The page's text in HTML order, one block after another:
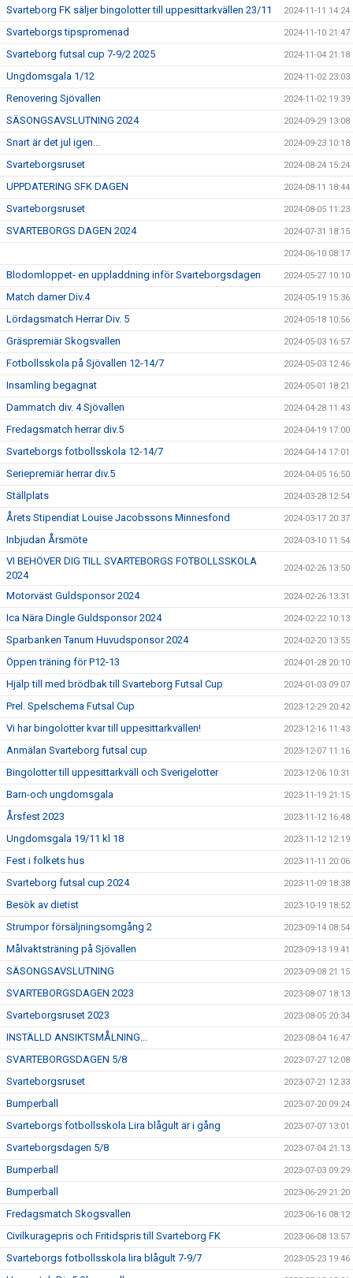
Svarteborg FK säljer bingolotter till uppesittarkvällen 23/11 2024-11-11 14:24
Svarteborgs tipspromenad 2024-11-10 21:47
Svarteborg futsal cup 7-9/2 2025 2024-11-04 21:18
Ungdomsgala 1/12 2024-11-02 23:03
Renovering Sjövallen 2024-11-02 19:39
SÄSONGSAVSLUTNING 2024 2024-09-29 13:08
Snart är det jul igen... 2024-09-23 10:18
Svarteborgsruset 2024-08-24 15:24
UPPDATERING SFK DAGEN 2024-08-11 18:44
Svarteborgsruset 2024-08-05 11:23
SVARTEBORGS DAGEN 2024 2024-07-31 18:15
2024-06-10 08:17
Blodomloppet- en uppladdning inför Svarteborgsdagen 2024-05-27 10:10
Match damer Div.4 2024-05-19 15:36
Lördagsmatch Herrar Div. 5 2024-05-18 10:56
Gräspremiär Skogsvallen 2024-05-03 16:57
Fotbollsskola på Sjövallen 12-14/7 2024-05-03 12:46
Insamling begagnat 2024-05-01 18:21
Dammatch div. 4 Sjövallen 2024-04-28 11:43
Fredagsmatch herrar div.5 2024-04-19 17:00
Svarteborgs fotbollsskola 12-14/7 2024-04-14 17:01
Seriepremiär herrar div.5 2024-04-05 16:50
Ställplats 2024-03-28 12:54
Årets Stipendiat Louise Jacobssons Minnesfond 2024-03-17 20:37
Inbjudan Årsmöte 2024-03-10 11:54
VI BEHÖVER DIG TILL SVARTEBORGS FOTBOLLSSKOLA
2024
2024-02-26 13:50
Motorväst Guldsponsor 2024 2024-02-26 13:31
Ica Nära Dingle Guldsponsor 2024 2024-02-22 10:13
Sparbanken Tanum Huvudsponsor 2024 2024-02-20 13:55
Öppen träning för P12-13 2024-01-28 20:10
Hjälp till med brödbak till Svarteborg Futsal Cup 2024-01-03 09:07
Prel. Spelschema Futsal Cup 2023-12-29 20:42
Vi har bingolotter kvar till uppesittarkvällen! 2023-12-16 11:43
Anmälan Svarteborg futsal cup 2023-12-07 11:16
Bingolotter till uppesittarkväll och Sverigelotter 2023-12-06 10:31
Barn-och ungdomsgala 2023-11-19 21:15
Årsfest 2023 2023-11-12 16:48
Ungdomsgala 19/11 kl 18 2023-11-12 12:19
Fest i folkets hus 2023-11-11 20:06
Svarteborg futsal cup 2024 2023-11-09 18:38
Besök av dietist 2023-10-19 18:52
Strumpor försäljningsomgång 2 2023-09-14 08:54
Målvaktsträning på Sjövallen 2023-09-13 19:41
SÄSONGSAVSLUTNING 2023-09-08 21:15
SVARTEBORGSDAGEN 2023 2023-08-07 18:13
Svarteborgsruset 2023 2023-08-05 20:34
INSTÄLLD ANSIKTSMÅLNING... 2023-08-04 16:47
SVARTEBORGSDAGEN 5/8 2023-07-27 12:08
Svarteborgsruset 2023-07-21 12:33
Bumperball 2023-07-20 09:24
Svarteborgs fotbollsskola Lira blågult är i gång 2023-07-07 13:01
Svarteborgsdagen 5/8 2023-07-04 21:13
Bumperball 2023-07-03 09:29
Bumperball 2023-06-29 21:20
Fredagsmatch Skogsvallen 2023-06-16 08:12
Civilkuragepris och Fritidspris till Svarteborg FK 2023-06-08 13:57
Svarteborgs fotbollsskola lira blågult 7-9/7 2023-05-23 19:46